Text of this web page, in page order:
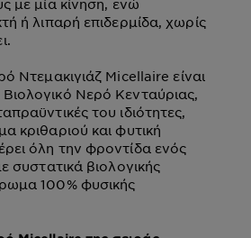
με μία κίνηση, ενώ
ή λιπαρή επιδερμίδα, χωρίς
Ντεμακιγιάζ Micellaire είναι
Νερό Κενταύριας,
του ιδιότητες,
κριθαριού και φυτική
όλη την φροντίδα ενός
συστατικά βιολογικής
100% φυσικής